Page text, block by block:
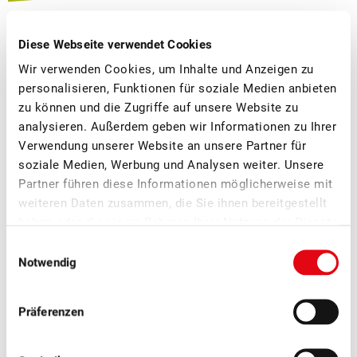
Diese Webseite verwendet Cookies
Wir verwenden Cookies, um Inhalte und Anzeigen zu
personalisieren, Funktionen für soziale Medien anbieten
zu können und die Zugriffe auf unsere Website zu
analysieren. Außerdem geben wir Informationen zu Ihrer
Verwendung unserer Website an unsere Partner für
soziale Medien, Werbung und Analysen weiter. Unsere
Partner führen diese Informationen möglicherweise mit
weiteren Daten zusammen, die Sie ihnen bereitgestellt
Notwendig
Präferenzen
FOTOS
Haben Sie Fragen? Kontaktieren Sie uns – wir sind
gerne für Sie da.